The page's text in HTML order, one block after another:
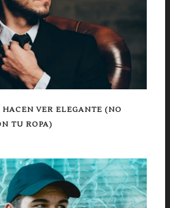
VER ELEGANTE (NO
TU ROPA)